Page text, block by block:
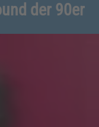
der 90er